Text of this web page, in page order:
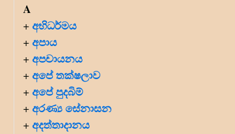
A
+ අභිධර්මය
+ අපාය
+ අපචායනය
+ අපේ තක්ෂලාව
+ අපේ පුදබිම්
+ අරණ්‍ය සේනාසන
+ අදත්තාදානය